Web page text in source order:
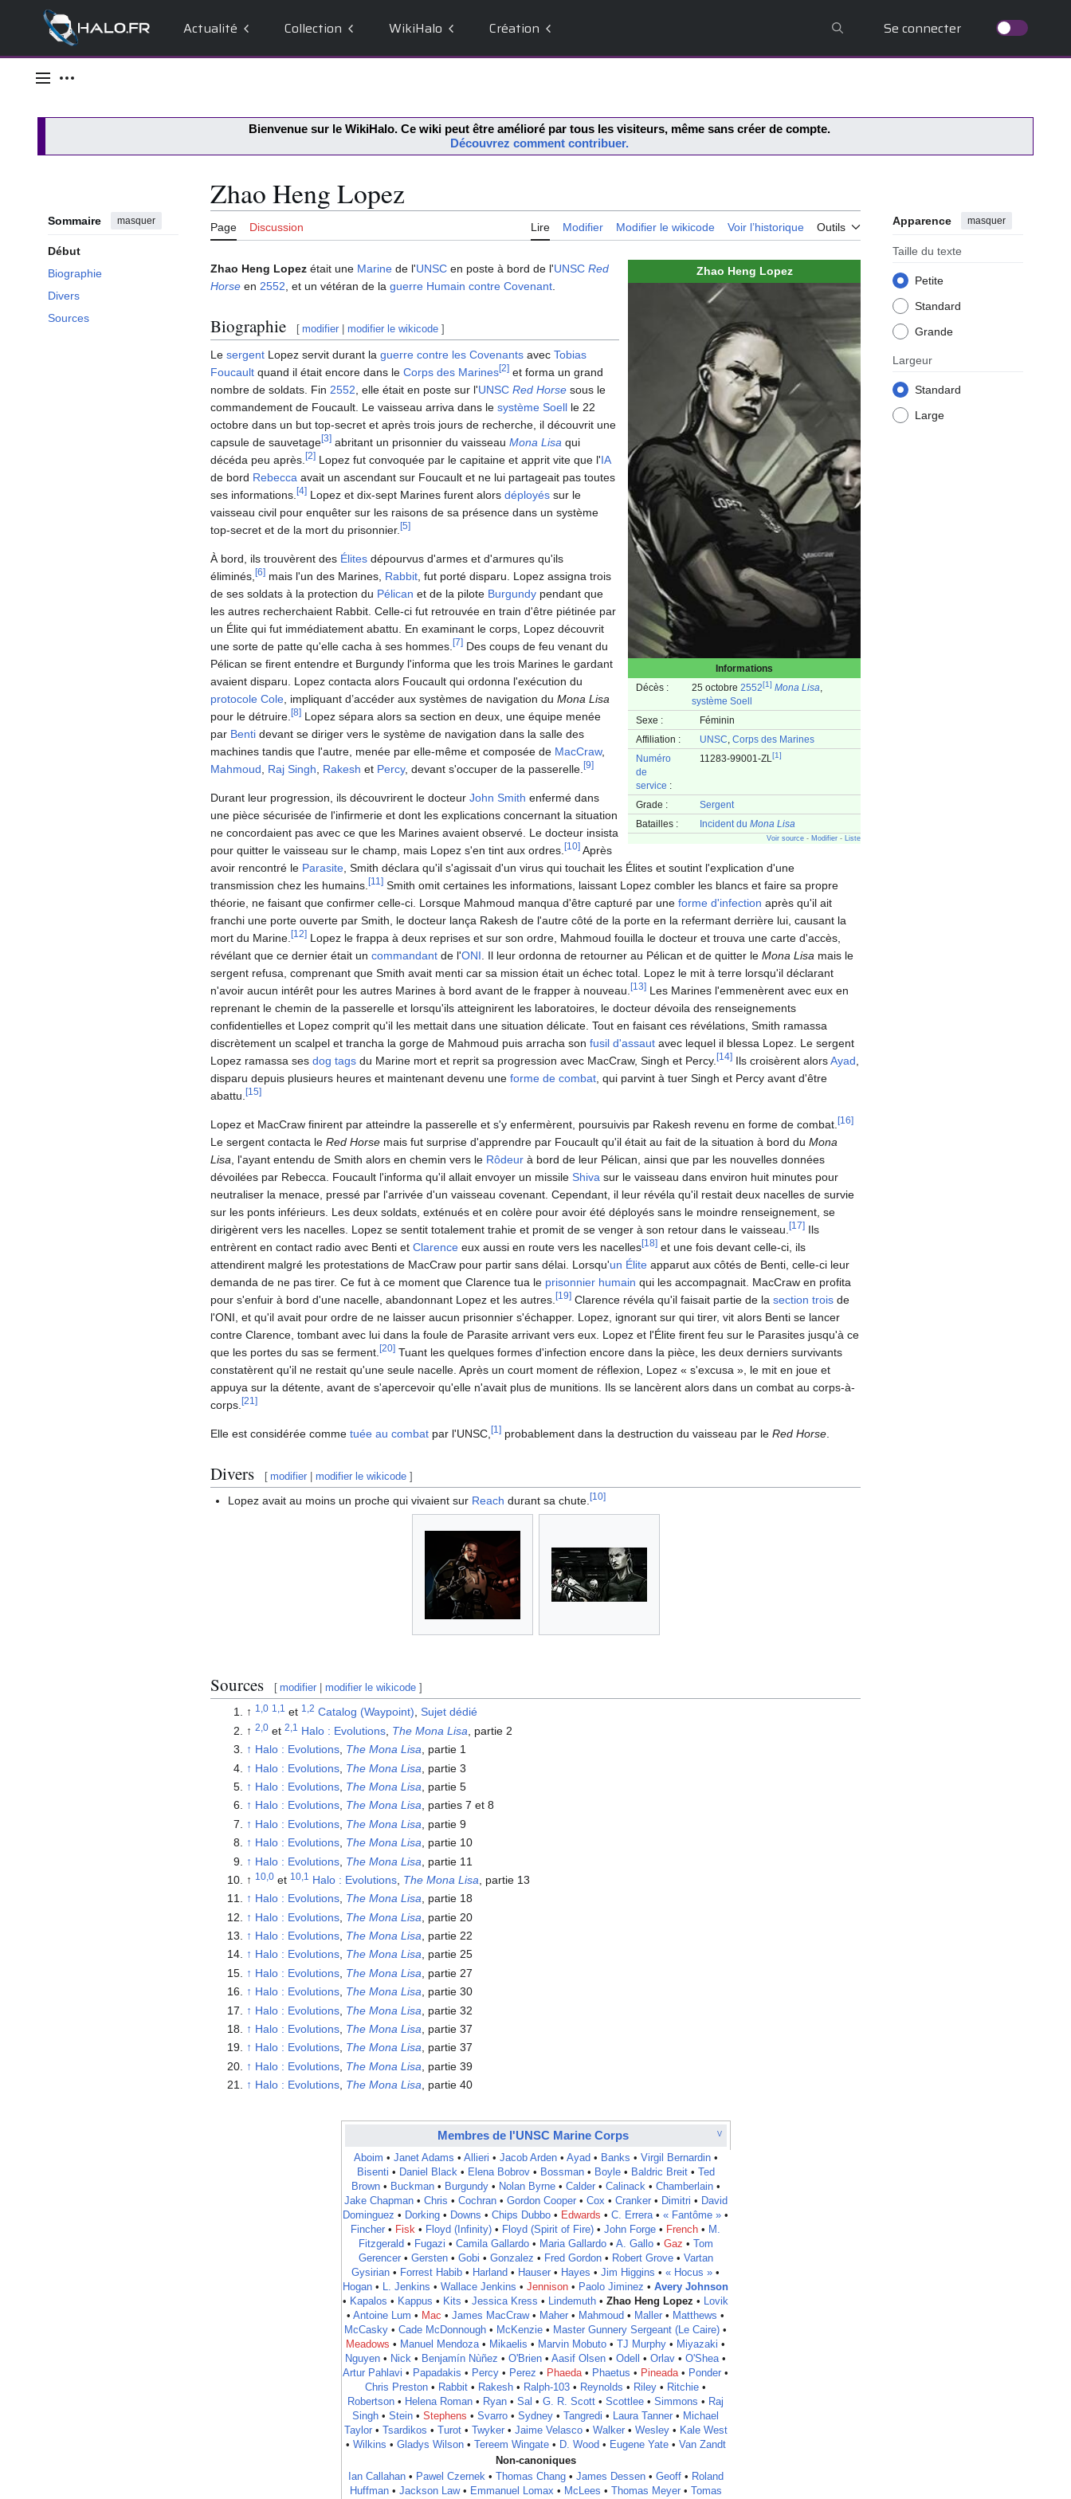
Actualité Collection WikiHalo Création Se connecter
Menu principal
Outils personnels
Bienvenue sur le WikiHalo. Ce wiki peut être amélioré par tous les visiteurs, même sans créer de compte.
Découvrez comment contribuer.
Sommaire masquer
Début
Biographie
Divers
Sources
Zhao Heng Lopez
Page Discussion Lire Modifier Modifier le wikicode Voir l’historique Outils Apparence masquer
Taille du texte
Petite
Standard
Grande
Largeur
Standard
Large
Zhao Heng Lopez
Informations
Décès :
25 octobre 2552[1] Mona Lisa
système Soell
Sexe :
Féminin
Affiliation :
UNSC Corps des Marines
Numéro
de
service :
11283-99001-ZL [1]
Grade :
Sergent
Batailles :
Incident du Mona Lisa
Voir source - Modifier - Liste
Zhao Heng Lopez était une Marine de l'UNSC en poste à bord de l'UNSC Red
Horse en 2552 , et un vétéran de la guerre Humain contre Covenant
Biographie [ modifier |modifier le wikicode ]
Le sergent Lopez servit durant la guerre contre les Covenants avec Tobias
Foucault quand il était encore dans le Corps des Marines[2] et forma un grand
nombre de soldats. Fin 2552 , elle était en poste sur l'UNSC Red Horse sous le
commandement de Foucault. Le vaisseau arriva dans le système Soell le 22
octobre dans un but top-secret et après trois jours de recherche, il découvrit une
capsule de sauvetage[3] abritant un prisonnier du vaisseau Mona Lisa qui
décéda peu après. [2] Lopez fut convoquée par le capitaine et apprit vite que l'IA
de bord Rebecca avait un ascendant sur Foucault et ne lui partageait pas toutes
ses informations. [4] Lopez et dix-sept Marines furent alors déployés sur le
vaisseau civil pour enquêter sur les raisons de sa présence dans un système
top-secret et de la mort du prisonnier. [5]
À bord, ils trouvèrent des Élites dépourvus d'armes et d'armures qu'ils
éliminés, [6] mais l'un des Marines, Rabbit , fut porté disparu. Lopez assigna trois
de ses soldats à la protection du Pélican et de la pilote Burgundy pendant que
les autres recherchaient Rabbit. Celle-ci fut retrouvée en train d'être piétinée par
un Élite qui fut immédiatement abattu. En examinant le corps, Lopez découvrit
une sorte de patte qu'elle cacha à ses hommes. [7] Des coups de feu venant du
Pélican se firent entendre et Burgundy l'informa que les trois Marines le gardant
avaient disparu. Lopez contacta alors Foucault qui ordonna l'exécution du
protocole Cole , impliquant d’accéder aux systèmes de navigation du Mona Lisa
pour le détruire. [8] Lopez sépara alors sa section en deux, une équipe menée
par Benti devant se diriger vers le système de navigation dans la salle des
machines tandis que l'autre, menée par elle-même et composée de MacCraw,
Mahmoud
Raj Singh Rakesh et Percy, devant s'occuper de la passerelle. [9]
Durant leur progression, ils découvrirent le docteur John Smith enfermé dans
une pièce sécurisée de l'infirmerie et dont les explications concernant la situation
ne concordaient pas avec ce que les Marines avaient observé. Le docteur insista
pour quitter le vaisseau sur le champ, mais Lopez s'en tint aux ordres. [10] Après
avoir rencontré le Parasite , Smith déclara qu'il s'agissait d'un virus qui touchait les Élites et soutint l'explication d'une
transmission chez les humains. [11 ] Smith omit certaines les informations, laissant Lopez combler les blancs et faire sa propre
théorie, ne faisant que confirmer celle-ci. Lorsque Mahmoud manqua d'être capturé par une forme d'infection après qu'il ait
franchi une porte ouverte par Smith, le docteur lança Rakesh de l'autre côté de la porte en la refermant derrière lui, causant la
mort du Marine. [12] Lopez le frappa à deux reprises et sur son ordre, Mahmoud fouilla le docteur et trouva une carte d'accès,
révélant que ce dernier était un commandant de l'ONI . Il leur ordonna de retourner au Pélican et de quitter le Mona Lisa mais le
sergent refusa, comprenant que Smith avait menti car sa mission était un échec total. Lopez le mit à terre lorsqu'il déclarant
n'avoir aucun intérêt pour les autres Marines à bord avant de le frapper à nouveau. [13] Les Marines l'emmenèrent avec eux en
reprenant le chemin de la passerelle et lorsqu'ils atteignirent les laboratoires, le docteur dévoila des renseignements
confidentielles et Lopez comprit qu'il les mettait dans une situation délicate. Tout en faisant ces révélations, Smith ramassa
discrètement un scalpel et trancha la gorge de Mahmoud puis arracha son fusil d'assaut avec lequel il blessa Lopez. Le sergent
Lopez ramassa ses dog tags du Marine mort et reprit sa progression avec MacCraw, Singh et Percy. [14] Ils croisèrent alorsAyad
disparu depuis plusieurs heures et maintenant devenu une forme de combat , qui parvint à tuer Singh et Percy avant d'être
abattu. [15]
Lopez et MacCraw finirent par atteindre la passerelle et s'y enfermèrent, poursuivis par Rakesh revenu en forme de combat. [16]
Le sergent contacta le Red Horse mais fut surprise d'apprendre par Foucault qu'il était au fait de la situation à bord du Mona
Lisa , l'ayant entendu de Smith alors en chemin vers le Rôdeur à bord de leur Pélican, ainsi que par les nouvelles données
dévoilées par Rebecca. Foucault l'informa qu'il allait envoyer un missile Shiva sur le vaisseau dans environ huit minutes pour
neutraliser la menace, pressé par l'arrivée d'un vaisseau covenant. Cependant, il leur révéla qu'il restait deux nacelles de survie
sur les ponts inférieurs. Les deux soldats, exténués et en colère pour avoir été déployés sans le moindre renseignement, se
dirigèrent vers les nacelles. Lopez se sentit totalement trahie et promit de se venger à son retour dans le vaisseau. [17] Ils
entrèrent en contact radio avec Benti et Clarence eux aussi en route vers les nacelles[18] et une fois devant celle-ci, ils
attendirent malgré les protestations de MacCraw pour partir sans délai. Lorsqu'un Élite apparut aux côtés de Benti, celle-ci leur
demanda de ne pas tirer. Ce fut à ce moment que Clarence tua le prisonnier humain qui les accompagnait. MacCraw en profita
pour s'enfuir à bord d'une nacelle, abandonnant Lopez et les autres. [19] Clarence révéla qu'il faisait partie de la section trois de
l'ONI, et qu'il avait pour ordre de ne laisser aucun prisonnier s'échapper. Lopez, ignorant sur qui tirer, vit alors Benti se lancer
contre Clarence, tombant avec lui dans la foule de Parasite arrivant vers eux. Lopez et l'Élite firent feu sur le Parasites jusqu'à ce
que les portes du sas se ferment. [20] Tuant les quelques formes d'infection encore dans la pièce, les deux derniers survivants
constatèrent qu'il ne restait qu'une seule nacelle. Après un court moment de réflexion, Lopez « s'excusa », le mit en joue et
appuya sur la détente, avant de s'apercevoir qu'elle n'avait plus de munitions. Ils se lancèrent alors dans un combat au corps-à-
corps. [21 ]
Elle est considérée comme tuée au combat par l'UNSC, [1 ] probablement dans la destruction du vaisseau par le Red Horse
Divers [ modifier |modifier le wikicode ]
Lopez avait au moins un proche qui vivaient sur Reach durant sa chute.[10]
Sources [ modifier |modifier le wikicode ]
↑ 1,0 1,1 et 1,2 Catalog (Waypoint), Sujet dédié
↑ 2,0et 2,1 Halo : Evolutions, The Mona Lisa , partie 2
↑ Halo : Evolutions, The Mona Lisa , partie 1
↑ Halo : Evolutions, The Mona Lisa , partie 3
↑ Halo : Evolutions, The Mona Lisa , partie 5
↑ Halo : Evolutions, The Mona Lisa, parties 7 et 8
↑ Halo : Evolutions, The Mona Lisa , partie 9
↑ Halo : Evolutions, The Mona Lisa , partie 10
↑ Halo : Evolutions, The Mona Lisa , partie 11
↑ 10,0et 10,1 Halo : Evolutions, The Mona Lisa , partie 13
↑ Halo : Evolutions, The Mona Lisa, partie 18
↑ Halo : Evolutions, The Mona Lisa , partie 20
↑ Halo : Evolutions, The Mona Lisa , partie 22
↑ Halo : Evolutions, The Mona Lisa, partie 25
↑ Halo : Evolutions, The Mona Lisa , partie 27
↑ Halo : Evolutions, The Mona Lisa, partie 30
↑ Halo : Evolutions, The Mona Lisa , partie 32
↑ Halo : Evolutions, The Mona Lisa , partie 37
↑ Halo : Evolutions, The Mona Lisa, partie 37
↑ Halo : Evolutions, The Mona Lisa , partie 39
↑ Halo : Evolutions, The Mona Lisa , partie 40
V
Membres de l'UNSC Marine Corps
Aboim • Janet Adams • Allieri • Jacob Arden• Ayad • Banks • Virgil Bernardin•
Bisenti • Daniel Black • Elena Bobrov• Bossman• Boyle• Baldric Breit• Ted
Brown• Buckman• Burgundy• Nolan Byrne• Calder• Calinack • Chamberlain•
Jake Chapman• Chris • Cochran• Gordon Cooper• Cox • Cranker• Dimitri • David
Dominguez • Dorking • Downs • Chips Dubbo • Edwards • C. Errera • « Fantôme » •
Fincher • Fisk • Floyd (Infinity) • Floyd (Spirit of Fire) • John Forge • French • M.
Fitzgerald • Fugazi • Camila Gallardo• Maria Gallardo• A. Gallo• Gaz • Tom
Gerencer• Gersten• Gobi • Gonzalez • Fred Gordon• Robert Grove• Vartan
Gysirian • Forrest Habib • Harland • Hauser • Hayes • Jim Higgins • « Hocus » •
Hogan • L. Jenkins • Wallace Jenkins • Jennison • Paolo Jiminez • Avery Johnson
• Kapalos • Kappus • Kits • Jessica Kress • Lindemuth • Zhao Heng Lopez •
Lovik
• Antoine Lum • Mac • James MacCraw• Maher • Mahmoud • Maller • Matthews •
McCasky • Cade McDonnough • McKenzie • Master Gunnery Sergeant (Le Caire) •
Meadows • Manuel Mendoza • Mikaelis • Marvin Mobuto • TJ Murphy • Miyazaki •
Nguyen • Nick • Benjamín Nùñez • O'Brien • Aasif Olsen • Odell • Orlav • O'Shea •
Artur Pahlavi • Papadakis • Percy • Perez • Phaeda • Phaetus • Pineada • Ponder •
Chris Preston • Rabbit • Rakesh • Ralph-103 • Reynolds • Riley • Ritchie •
Robertson • Helena Roman • Ryan • Sal • G. R. Scott • Scottlee • Simmons • Raj
Singh • Stein • Stephens • Svarro • Sydney • Tangredi • Laura Tanner • Michael
Taylor• Tsardikos • Turot• Twyker• Jaime Velasco‎‎• Walker• Wesley• Kale West
• Wilkins • Gladys Wilson• Tereem Wingate• D. Wood • Eugene Yate• Van Zandt
Non-canoniques
Ian Callahan• Pawel Czernek • Thomas Chang• James Dessen• Geoff• Roland
Huffman• Jackson Law• Emmanuel Lomax • McLees • Thomas Meyer• Tomas